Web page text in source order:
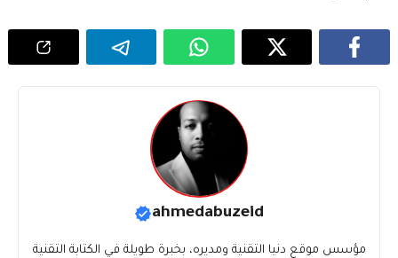
ahmedabuzeid
مؤسس موقع دنيا التقنية ومديره، بخبرة طويلة في الكتابة التقنية